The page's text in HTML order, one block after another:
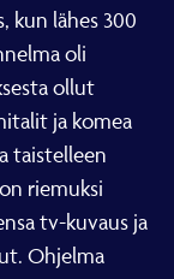
kun lähes 300
oli
ollut
ja komea
taistelleen
riemuksi
tv-kuvaus ja
Ohjelma